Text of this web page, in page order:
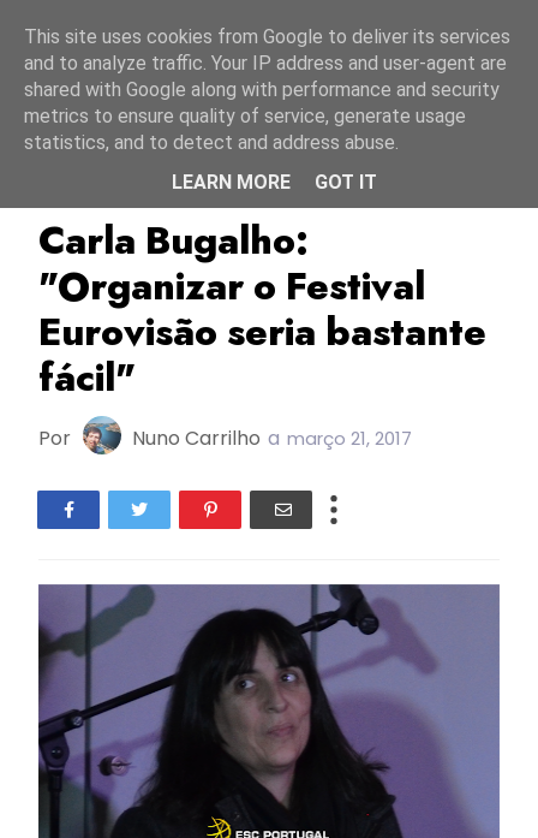
Carla Bugalho ESC2017 ESC2018
Carla Bugalho:
"Organizar o Festival
Eurovisão seria bastante
fácil"
Por Nuno Carrilho a março 21, 2017
This site uses cookies from Google to deliver its services
and to analyze traffic. Your IP address and user-agent are
shared with Google along with performance and security
metrics to ensure quality of service, generate usage
statistics, and to detect and address abuse.
LEARN MORE
GOT IT